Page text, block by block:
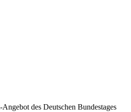
des Deutschen Bundestages